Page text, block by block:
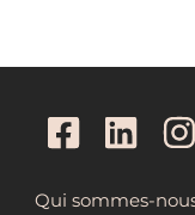
Qui sommes-